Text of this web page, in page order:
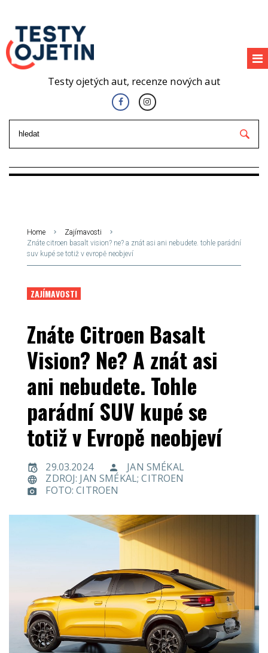
Testy ojetých aut, recenze nových aut
Home
Zajímavosti
Znáte citroen basalt vision? ne? a znát asi ani nebudete. tohle parádní
suv kupé se totiž v evropě neobjeví
ZAJÍMAVOSTI
Znáte Citroen Basalt
Vision? Ne? A znát asi
ani nebudete. Tohle
parádní SUV kupé se
totiž v Evropě neobjeví
29.03.2024
JAN SMÉKAL
ZDROJ: JAN SMÉKAL; CITROEN
FOTO: CITROEN